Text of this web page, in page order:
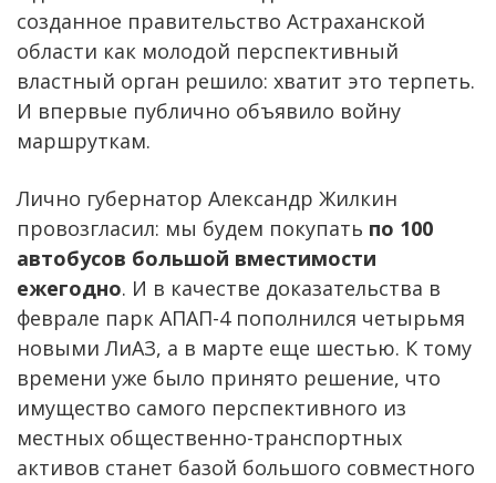
созданное правительство Астраханской
области как молодой перспективный
властный орган решило: хватит это терпеть.
И впервые публично объявило войну
маршруткам.
Лично губернатор Александр Жилкин
провозгласил: мы будем покупать по 100
автобусов большой вместимости
ежегодно. И в качестве доказательства в
феврале парк АПАП-4 пополнился четырьмя
новыми ЛиАЗ, а в марте еще шестью. К тому
времени уже было принято решение, что
имущество самого перспективного из
местных общественно-транспортных
активов станет базой большого совместного